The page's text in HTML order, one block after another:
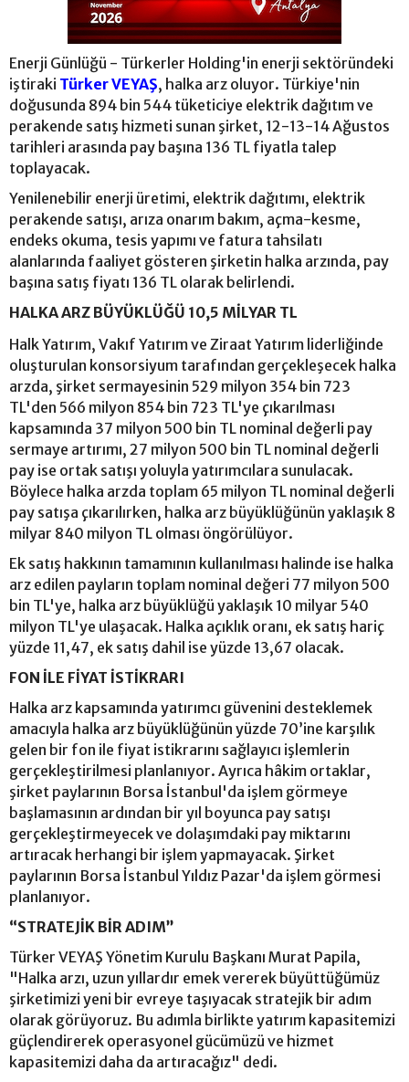
Enerji Günlüğü - Türkerler Holding'in enerji sektöründeki
iştiraki Türker VEYAŞ, halka arz oluyor. Türkiye'nin
doğusunda 894 bin 544 tüketiciye elektrik dağıtım ve
perakende satış hizmeti sunan şirket, 12-13-14 Ağustos
tarihleri arasında pay başına 136 TL fiyatla talep
toplayacak.
Yenilenebilir enerji üretimi, elektrik dağıtımı, elektrik
perakende satışı, arıza onarım bakım, açma-kesme,
endeks okuma, tesis yapımı ve fatura tahsilatı
alanlarında faaliyet gösteren şirketin halka arzında, pay
başına satış fiyatı 136 TL olarak belirlendi.
HALKA ARZ BÜYÜKLÜĞÜ 10,5 MİLYAR TL
Halk Yatırım, Vakıf Yatırım ve Ziraat Yatırım liderliğinde
oluşturulan konsorsiyum tarafından gerçekleşecek halka
arzda, şirket sermayesinin 529 milyon 354 bin 723
TL'den 566 milyon 854 bin 723 TL'ye çıkarılması
kapsamında 37 milyon 500 bin TL nominal değerli pay
sermaye artırımı, 27 milyon 500 bin TL nominal değerli
pay ise ortak satışı yoluyla yatırımcılara sunulacak.
Böylece halka arzda toplam 65 milyon TL nominal değerli
pay satışa çıkarılırken, halka arz büyüklüğünün yaklaşık 8
milyar 840 milyon TL olması öngörülüyor.
Ek satış hakkının tamamının kullanılması halinde ise halka
arz edilen payların toplam nominal değeri 77 milyon 500
bin TL'ye, halka arz büyüklüğü yaklaşık 10 milyar 540
milyon TL'ye ulaşacak. Halka açıklık oranı, ek satış hariç
yüzde 11,47, ek satış dahil ise yüzde 13,67 olacak.
FON İLE FİYAT İSTİKRARI
Halka arz kapsamında yatırımcı güvenini desteklemek
amacıyla halka arz büyüklüğünün yüzde 70’ine karşılık
gelen bir fon ile fiyat istikrarını sağlayıcı işlemlerin
gerçekleştirilmesi planlanıyor. Ayrıca hâkim ortaklar,
şirket paylarının Borsa İstanbul'da işlem görmeye
başlamasının ardından bir yıl boyunca pay satışı
gerçekleştirmeyecek ve dolaşımdaki pay miktarını
artıracak herhangi bir işlem yapmayacak. Şirket
paylarının Borsa İstanbul Yıldız Pazar'da işlem görmesi
planlanıyor.
“STRATEJİK BİR ADIM”
Türker VEYAŞ Yönetim Kurulu Başkanı Murat Papila,
"Halka arzı, uzun yıllardır emek vererek büyüttüğümüz
şirketimizi yeni bir evreye taşıyacak stratejik bir adım
olarak görüyoruz. Bu adımla birlikte yatırım kapasitemizi
güçlendirerek operasyonel gücümüzü ve hizmet
kapasitemizi daha da artıracağız" dedi.